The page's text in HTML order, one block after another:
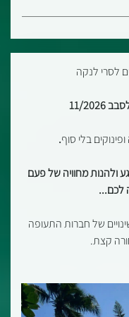
לסרי לנקה
11/2026
בלי סוף.
ולהנות מחוויה של פעם
לכם...
של חברות התעופה
קצת.